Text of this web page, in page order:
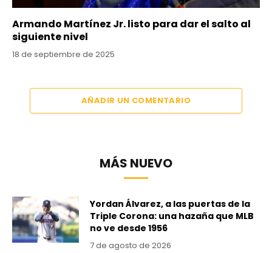
Armando Martínez Jr. listo para dar el salto al
siguiente nivel
18 de septiembre de 2025
AÑADIR UN COMENTARIO
MÁS NUEVO
Yordan Álvarez, a las puertas de la
Triple Corona: una hazaña que MLB
no ve desde 1956
7 de agosto de 2026